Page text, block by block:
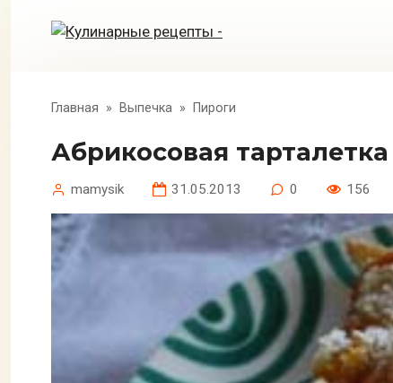
Главная » Выпечка » Пироги
Абрикосовая тарталетка
mamysik 31.05.2013 0 156